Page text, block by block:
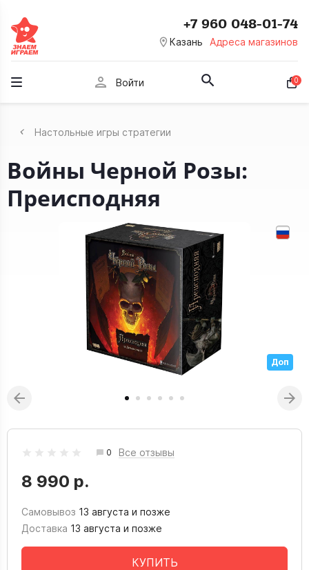
room Казань Адреса магазинов
+7 960 048-01-74
person Войти 0
Настольные игры стратегии
Войны Черной Розы:
Преисподняя
Доп
0 Все отзывы
8 990 р.
Самовывоз 13 августа и позже
Доставка 13 августа и позже
КУПИТЬ